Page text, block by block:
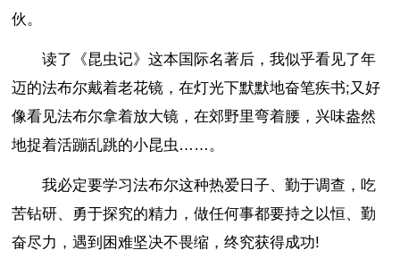
伙。
读了《昆虫记》这本国际名著后，我似乎看见了年
迈的法布尔戴着老花镜，在灯光下默默地奋笔疾书;又好
像看见法布尔拿着放大镜，在郊野里弯着腰，兴味盎然
地捉着活蹦乱跳的小昆虫……。
我必定要学习法布尔这种热爱日子、勤于调查，吃
苦钻研、勇于探究的精力，做任何事都要持之以恒、勤
奋尽力，遇到困难坚决不畏缩，终究获得成功!